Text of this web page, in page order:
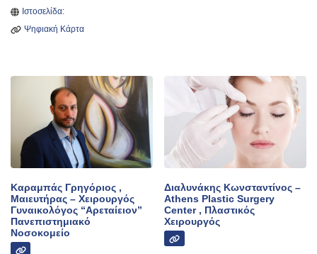
Ιστοσελίδα:
Ψηφιακή Κάρτα
Καραμπάς Γρηγόριος ,
Μαιευτήρας – Χειρουργός
Γυναικολόγος “Αρεταίειον”
Πανεπιστημιακό
Νοσοκομείο
Διαλυνάκης Κωνσταντίνος –
Athens Plastic Surgery
Center , Πλαστικός
Χειρουργός